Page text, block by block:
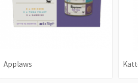
Applaws